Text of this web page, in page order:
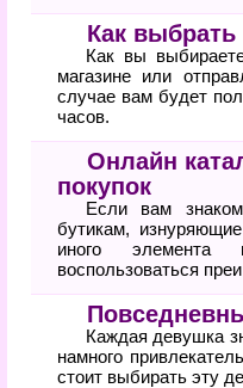
Как
Как вы
магазине или
случае вам будет
часов.
Онлайн
покупок
Если вам
бутикам,
иного элемента
воспользоваться
Каждая девушка
намного
стоит выбирать эту